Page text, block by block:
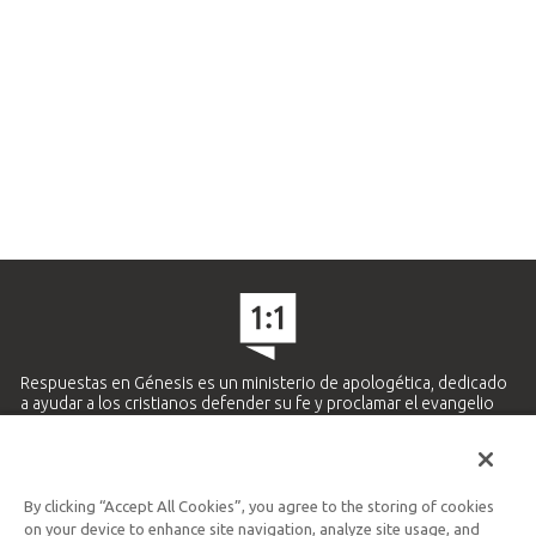
Respuestas en Génesis es un ministerio de apologética, dedicado
a ayudar a los cristianos defender su fe y proclamar el evangelio
Ministerio Hispano y Latinoamericano
By clicking “Accept All Cookies”, you agree to the storing of cookies
on your device to enhance site navigation, analyze site usage, and